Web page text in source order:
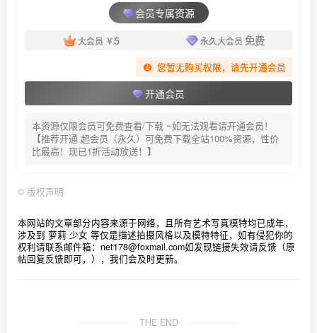
会员专属资源
大会员 ￥5 永久大会员 免费
您暂无购买权限，请先开通会员
开通会员
本资源仅限会员可免费查看/下载 ~如无法观看请开通会员！
【推荐开通 超会员（永久）可免费下载全站100%资源，性价
比最高！现已1折活动放送！】
© 版权声明
本网站的文章部分内容来源于网络，且所有艺术写真模特均已成年，
涉及到 萝莉 少女 等仅是描述拍摄风格以及模特特征，如有侵犯你的
权利请联系邮件箱：net178@foxmail.com如发现链接失效请反馈（原
帖回复反馈即可，），我们会及时更新。
THE END